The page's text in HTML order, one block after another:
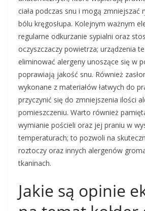
ciała podczas snu i mogą zmniejszać
bólu kręgosłupa. Kolejnym ważnym
regularne odkurzanie sypialni oraz
oczyszczaczy powietrza; urządzenia
eliminować alergeny unoszące się w
poprawiają jakość snu. Również
wykonane z materiałów łatwych do
przyczynić się do zmniejszenia ilości
pomieszczeniu. Warto również
wymianie pościeli oraz jej praniu w
temperaturach; to pozwoli na
roztoczy oraz innych alergenów
tkaninach.
Jakie są opinie